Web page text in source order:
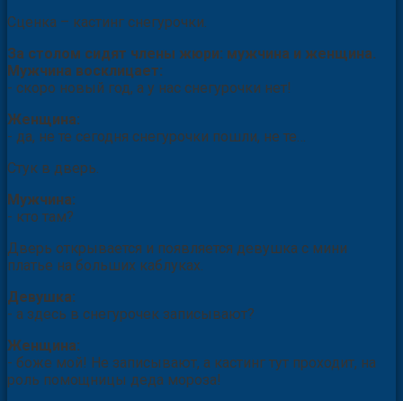
Сценка – кастинг снегурочки.
За столом сидят члены жюри: мужчина и женщина.
Мужчина восклицает:
- скоро новый год, а у нас снегурочки нет!
Женщина:
- да, не те сегодня снегурочки пошли, не те…
Стук в дверь.
Мужчина:
- кто там?
Дверь открывается и появляется девушка с мини
платье на больших каблуках.
Девушка:
- а здесь в снегурочек записывают?
Женщина:
- боже мой! Не записывают, а кастинг тут проходит, на
роль помощницы деда мороза!